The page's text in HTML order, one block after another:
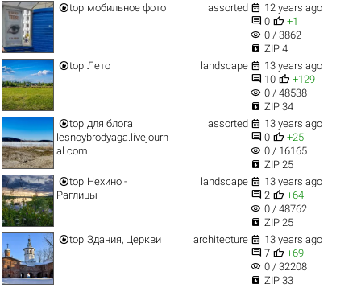
top мобильное фото assorted  12 years ago
 0  +1
visibility 0 / 3862
 ZIP 4
top Лето landscape  13 years ago
 10  +129
visibility 0 / 48538
 ZIP 34
top для блога
lesnoybrodyaga.livejourn
al.com
assorted  13 years ago
 0  +25
visibility 0 / 16165
 ZIP 25
top Нехино -
Раглицы
landscape  13 years ago
 2  +64
visibility 0 / 48762
 ZIP 25
top Здания, Церкви architecture  13 years ago
 7  +69
visibility 0 / 32208
 ZIP 33